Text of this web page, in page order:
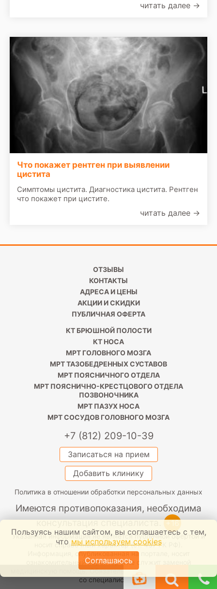
читать далее →
Что покажет рентген при выявлении
цистита
Симптомы цистита. Диагностика цистита. Рентген
что покажет при цистите.
читать далее →
ОТЗЫВЫ
КОНТАКТЫ
АДРЕСА И ЦЕНЫ
АКЦИИ И СКИДКИ
ПУБЛИЧНАЯ ОФЕРТА
КТ БРЮШНОЙ ПОЛОСТИ
КТ НОСА
МРТ ГОЛОВНОГО МОЗГА
МРТ ТАЗОБЕДРЕННЫХ СУСТАВОВ
МРТ ПОЯСНИЧНОГО ОТДЕЛА
МРТ ПОЯСНИЧНО-КРЕСТЦОВОГО ОТДЕЛА
ПОЗВОНОЧНИКА
МРТ ПАЗУХ НОСА
МРТ СОСУДОВ ГОЛОВНОГО МОЗГА
+7 (812) 209-10-39
Записаться на прием
Добавить клинику
Политика в отношении обработки персональных данных
Имеются противопоказания, необходима
консультация специалиста. +16
Указанная информация не является публичной офертой и
носит справочный характер (ст. 437 ГК РФ).
Информация, опубликованная на портале, носит
ознакомительный характер и не служит заменой
медицинскую помощь. Обязательно проконсультируйтесь
со специалистом.
Пользуясь нашим сайтом, вы соглашаетесь с тем,
что мы используем cookies
Соглашаюсь